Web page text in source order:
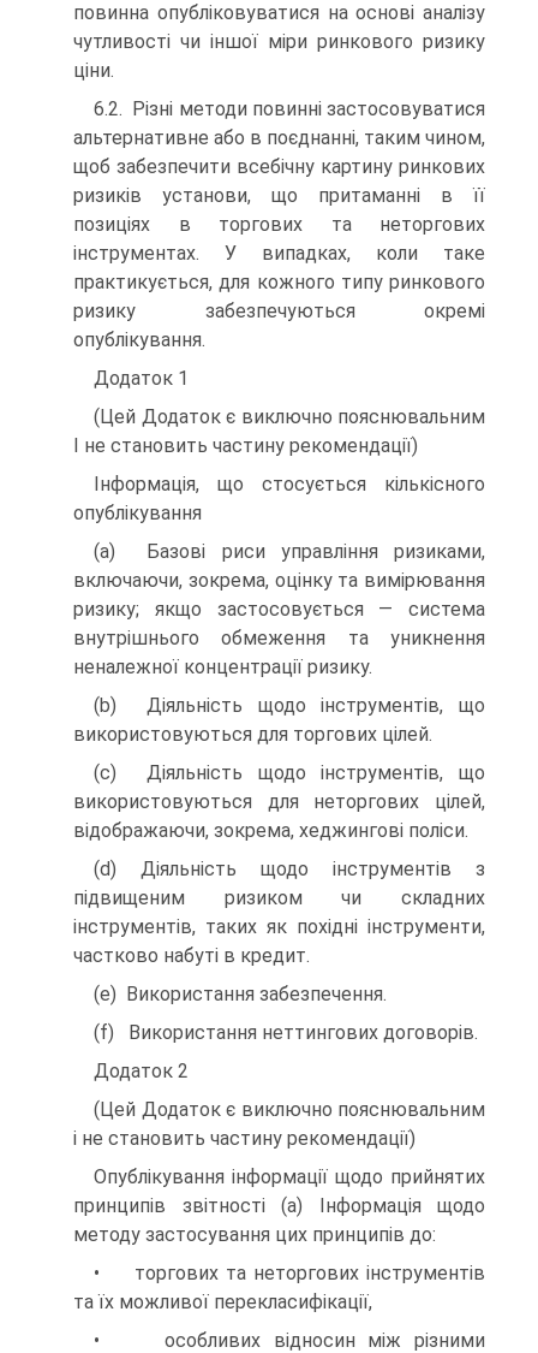
повинна опубліковуватися на основі аналізу
чутливості чи іншої міри ринкового ризику
ціни.
6.2. Різні методи повинні застосовуватися
альтернативне або в поєднанні, таким чином,
щоб забезпечити всебічну картину ринкових
ризиків установи, що притаманні в її
позиціях в торгових та неторгових
інструментах. У випадках, коли таке
практикується, для кожного типу ринкового
ризику забезпечуються окремі
опублікування.
Додаток 1
(Цей Додаток є виключно пояснювальним
І не становить частину рекомендації)
Інформація, що стосується кількісного
опублікування
(a) Базові риси управління ризиками,
включаючи, зокрема, оцінку та вимірювання
ризику; якщо застосовується — система
внутрішнього обмеження та уникнення
неналежної концентрації ризику.
(b) Діяльність щодо інструментів, що
використовуються для торгових цілей.
(c) Діяльність щодо інструментів, що
використовуються для неторгових цілей,
відображаючи, зокрема, хеджингові поліси.
(d) Діяльність щодо інструментів з
підвищеним ризиком чи складних
інструментів, таких як похідні інструменти,
частково набуті в кредит.
(e) Використання забезпечення.
(f) Використання неттингових договорів.
Додаток 2
(Цей Додаток є виключно пояснювальним
і не становить частину рекомендації)
Опублікування інформації щодо прийнятих
принципів звітності (а) Інформація щодо
методу застосування цих принципів до:
• торгових та неторгових інструментів
та їх можливої перекласифікації,
• особливих відносин між різними